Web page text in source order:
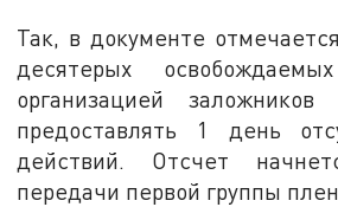
Так, в документе
десятерых
организацией
предоставлять 1 день
действий. Отсчет
передачи первой группы